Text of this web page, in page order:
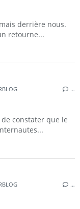
derrière nous.
retourne...
…
constater que le
…